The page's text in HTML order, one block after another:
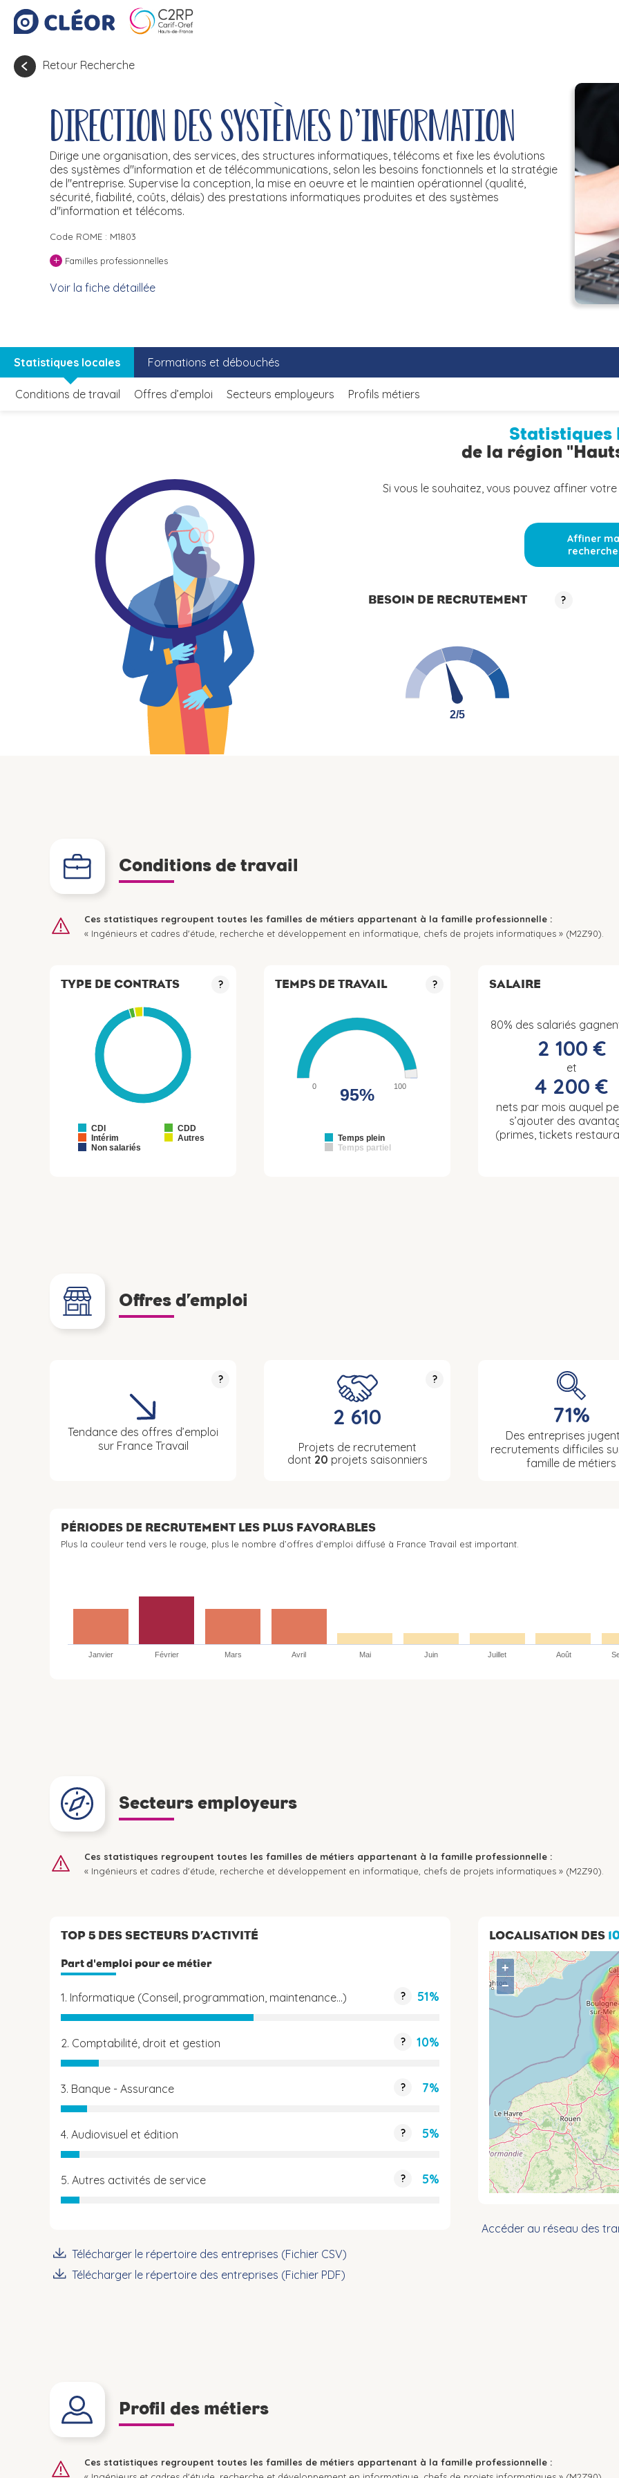
Retour Recherche
Direction des systèmes d'information
Dirige une organisation, des services, des structures informatiques, télécoms et fixe les évolutions
des systèmes d''information et de télécommunications, selon les besoins fonctionnels et la stratégie
de l''entreprise. Supervise la conception, la mise en oeuvre et le maintien opérationnel (qualité,
sécurité, fiabilité, coûts, délais) des prestations informatiques produites et des systèmes
d''information et télécoms.
Code ROME : M1803
+ Familles professionnelles
Voir la fiche détaillée
Statistiques locales Formations et débouchés
Conditions de travail Offres d’emploi Secteurs employeurs Profils métiers
Statistiques
de la région
Si vous le souhaitez, vous pouvez affiner
Affiner ma
recherche
BESOIN DE RECRUTEMENT ?
2/5
2/5
Conditions de travail
Ces statistiques regroupent toutes les familles de métiers appartenant à la famille professionnelle :
« Ingénieurs et cadres d'étude, recherche et développement en informatique, chefs de projets informatiques » (M2Z90).
TYPE DE CONTRATS ?
CDI
CDD
Intérim
Autres
Non salariés
TEMPS DE TRAVAIL ?
Temps plein
Temps partiel
0 100
95%
SALAIRE
80% des salariés
2 100 €
et
4 200 €
nets par mois auquel
s’ajouter des
(primes, tickets
Offres d’emploi
?
Tendance des offres d’emploi
sur France Travail
?
2 610
Projets de recrutement
dont 20 projets saisonniers
71%
Des entreprises
recrutements difficiles
famille de métiers
PÉRIODES DE RECRUTEMENT LES PLUS FAVORABLES
Plus la couleur tend vers le rouge, plus le nombre d’offres d’emploi diffusé à France Travail est important.
Janvier Février Mars Avril Mai Juin Juillet Août
Secteurs employeurs
Ces statistiques regroupent toutes les familles de métiers appartenant à la famille professionnelle :
« Ingénieurs et cadres d'étude, recherche et développement en informatique, chefs de projets informatiques » (M2Z90).
TOP 5 DES SECTEURS D’ACTIVITÉ
Part d'emploi pour ce métier
1. Informatique (Conseil, programmation, maintenance...) ? 51%
2. Comptabilité, droit et gestion ? 10%
3. Banque - Assurance ? 7%
4. Audiovisuel et édition ? 5%
5. Autres activités de service ? 5%
Télécharger le répertoire des entreprises (Fichier CSV)
Télécharger le répertoire des entreprises (Fichier PDF)
LOCALISATION DES
+
−
Accéder au réseau des
Profil des métiers
Ces statistiques regroupent toutes les familles de métiers appartenant à la famille professionnelle :